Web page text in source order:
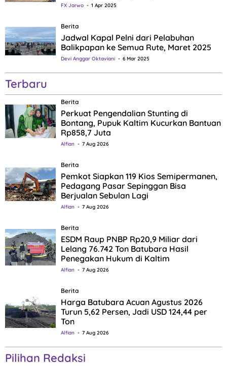
FX Jarwo 1 Apr 2025
Berita
Jadwal Kapal Pelni dari Pelabuhan
Balikpapan ke Semua Rute, Maret 2025
Devi Anggar Oktaviani 6 Mar 2025
Terbaru
Berita
Perkuat Pengendalian Stunting di
Bontang, Pupuk Kaltim Kucurkan Bantuan
Rp858,7 Juta
Alfian 7 Aug 2026
Berita
Pemkot Siapkan 119 Kios Semipermanen,
Pedagang Pasar Sepinggan Bisa
Berjualan Sebulan Lagi
Alfian 7 Aug 2026
Berita
ESDM Raup PNBP Rp20,9 Miliar dari
Lelang 76.742 Ton Batubara Hasil
Penegakan Hukum di Kaltim
Alfian 7 Aug 2026
Berita
Harga Batubara Acuan Agustus 2026
Turun 5,62 Persen, Jadi USD 124,44 per
Ton
Alfian 7 Aug 2026
Pilihan Redaksi